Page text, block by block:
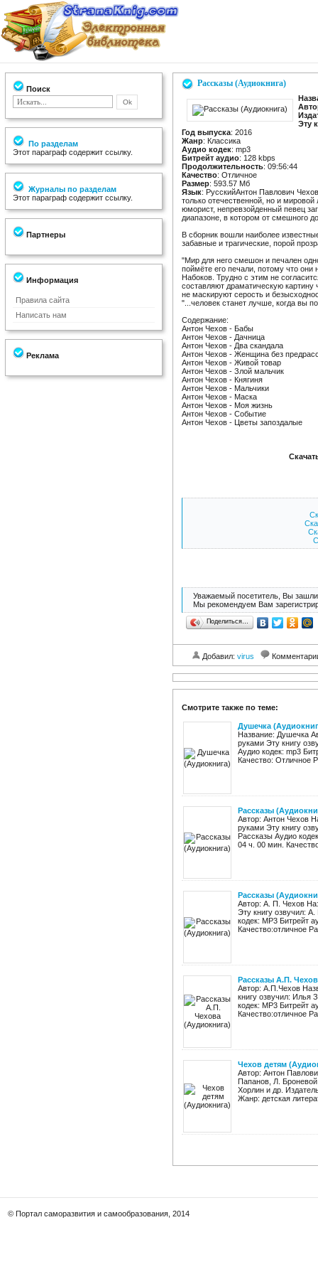
Поиск
По разделам
Этот параграф содержит ссылку.
Журналы по разделам
Этот параграф содержит ссылку.
Партнеры
Информация
Правила сайта
Написать нам
Реклама
Рассказы (Аудиокнига)
Эту
Год выпуска: 2016
Жанр: Классика
Аудио кодек: mp3
Битрейт аудио: 128 kbps
Продолжительность: 09:56:44
Качество: Отличное
Размер: 593.57 Мб
Язык: РусскийАнтон Павлович
только отечественной, но и
юморист, непревзойденный певец
диапазоне, в котором от смешного
В сборник вошли наиболее
забавные и трагические, порой
"Мир для него смешон и печален
поймёте его печали, потому что
Набоков. Трудно с этим не
составляют драматическую
не маскируют серость и
"...человек станет лучше, когда вы
Содержание:
Антон Чехов - Бабы
Антон Чехов - Дачница
Антон Чехов - Два скандала
Антон Чехов - Женщина без
Антон Чехов - Живой товар
Антон Чехов - Злой мальчик
Антон Чехов - Княгиня
Антон Чехов - Мальчики
Антон Чехов - Маска
Антон Чехов - Моя жизнь
Антон Чехов - Событие
Антон Чехов - Цветы запоздалые
Уважаемый посетитель, Вы зашли
Мы рекомендуем Вам
Поделиться…
Добавил: virus
Смотрите также по теме:
Душечка
Название: Душечка
руками Эту книгу
Аудио кодек: mp3
Качество: Отличное
Рассказы
Автор: Антон Чехов
руками Эту книгу
Рассказы Аудио
04 ч. 00 мин.
Рассказы
Автор: А. П. Чехов
Эту книгу озвучил:
кодек: MP3 Битрейт
Качество:отличное
Рассказы А.П.
Автор: А.П.Чехов
книгу озвучил: Илья
кодек: MP3 Битрейт
Качество:отличное
Чехов детям
Автор: Антон
Папанов, Л.
Хорлин и др.
Жанр: детская
© Портал саморазвития и самообразования, 2014